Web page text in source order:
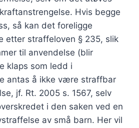
Hvis begge
så kan det foreligge
etter straffeloven § 235, slik
til anvendelse (blir
klaps som ledd i
antas å ikke være straffbar
jf. Rt. 2005 s. 1567, selv
i den saken ved en
av små barn. Her vil